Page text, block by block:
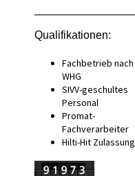
Qualifikationen:
Fachbetrieb nach
WHG
SIVV-geschultes
Personal
Promat-
Fachverarbeiter
Hilti-Hit Zulassung